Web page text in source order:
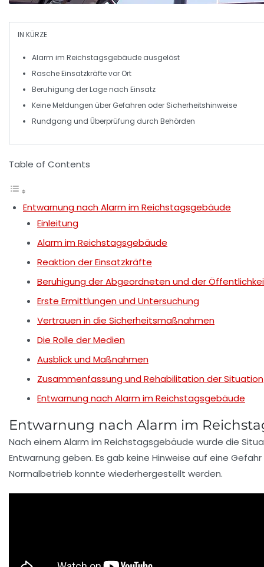
IN KÜRZE
Alarm im Reichstagsgebäude ausgelöst
RascheEinsatzkräftevor Ort
Beruhigung derLagenach Einsatz
Keine Meldungen über Gefahren oder Sicherheitshinweise
Rundgang und Überprüfung durch Behörden
Table of Contents
Entwarnung nach Alarm im Reichstagsgebäude
Einleitung
Alarm im Reichstagsgebäude
Reaktion der Einsatzkräfte
Beruhigung der Abgeordneten und der
Erste Ermittlungen und Untersuchung
Vertrauen in die Sicherheitsmaßnahmen
Die Rolle der Medien
Ausblick und Maßnahmen
Zusammenfassung und Rehabilitation der Situation
Entwarnung nach Alarm im Reichstagsgebäude
Entwarnung nach Alarm im
Nach einem Alarm im Reichstagsgebäude wurde die
Entwarnung geben. Es gab keine Hinweise auf eine Gefahr
Normalbetrieb konnte wiederhergestellt werden.